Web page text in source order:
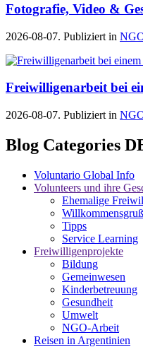
Fotografie, Video &
2026-08-07. Publiziert in
Freiwilligenarbeit bei
2026-08-07. Publiziert in
Blog Categories
Voluntario Global Info
Volunteers und ihre
Ehemalige
Willkommensgruß
Tipps
Service Learning
Freiwilligenprojekte
Bildung
Gemeinwesen
Kinderbetreuung
Gesundheit
Umwelt
NGO-Arbeit
Reisen in Argentinien